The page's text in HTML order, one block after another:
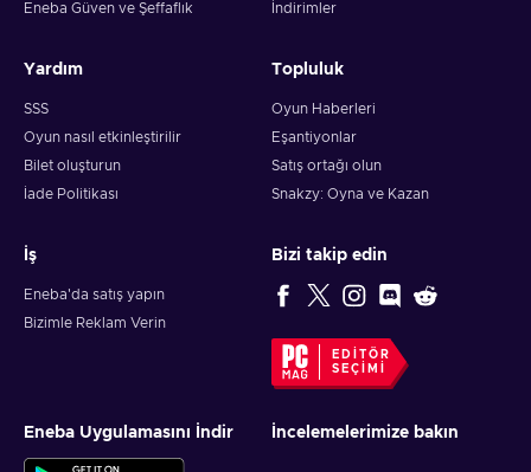
Eneba Güven ve Şeffaflık
İndirimler
Yardım
SSS
Oyun nasıl etkinleştirilir
Bilet oluşturun
İade Politikası
Topluluk
Oyun Haberleri
Eşantiyonlar
Satış ortağı olun
Snakzy: Oyna ve Kazan
İş
Eneba'da satış yapın
Bizimle Reklam Verin
Bizi takip edin
EDITÖR
SEÇIMI
Eneba Uygulamasını İndir İncelemelerimize bakın